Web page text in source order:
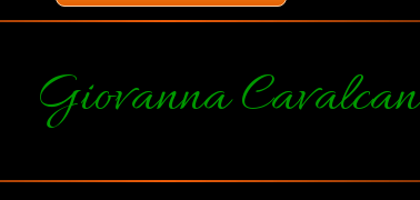
Giovanna